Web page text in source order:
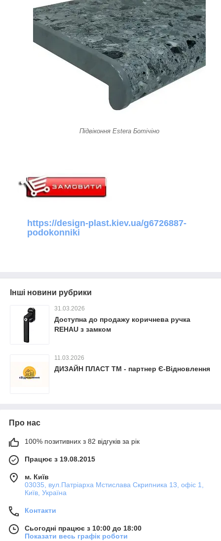
Підвіконня Estera Ботічіно
https://design-plast.kiev.ua/g6726887-
podokonniki
Інші новини рубрики
31.03.2026
Доступна до продажу коричнева ручка
REHAU з замком
11.03.2026
ДИЗАЙН ПЛАСТ ТМ - партнер Є-Відновлення
Про нас
100% позитивних з 82 відгуків за рік
Працює з 19.08.2015
м. Київ
03035, вул.Патріарха Мстислава Скрипника 13, офіс 1,
Київ, Україна
Контакти
Сьогодні працює з 10:00 до 18:00
Показати весь графік роботи